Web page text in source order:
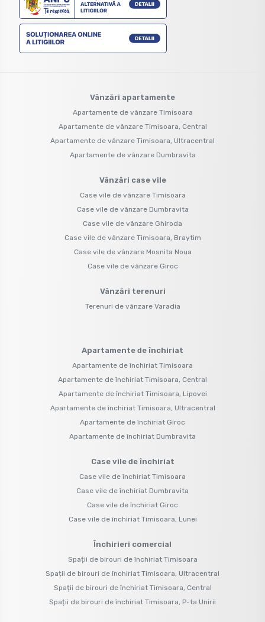
Vânzări apartamente
Apartamente de vânzare Timisoara
Apartamente de vânzare Timisoara, Central
Apartamente de vânzare Timisoara, Ultracentral
Apartamente de vânzare Dumbravita
Vânzări case vile
Case vile de vânzare Timisoara
Case vile de vânzare Dumbravita
Case vile de vânzare Ghiroda
Case vile de vânzare Timisoara, Braytim
Case vile de vânzare Mosnita Noua
Case vile de vânzare Giroc
Vânzări terenuri
Terenuri de vânzare Varadia
Apartamente de închiriat
Apartamente de închiriat Timisoara
Apartamente de închiriat Timisoara, Central
Apartamente de închiriat Timisoara, Lipovei
Apartamente de închiriat Timisoara, Ultracentral
Apartamente de închiriat Giroc
Apartamente de închiriat Dumbravita
Case vile de închiriat
Case vile de închiriat Timisoara
Case vile de închiriat Dumbravita
Case vile de închiriat Giroc
Case vile de închiriat Timisoara, Lunei
Închirieri comercial
Spații de birouri de închiriat Timisoara
Spații de birouri de închiriat Timisoara, Ultracentral
Spații de birouri de închiriat Timisoara, Central
Spații de birouri de închiriat Timisoara, P-ta Unirii